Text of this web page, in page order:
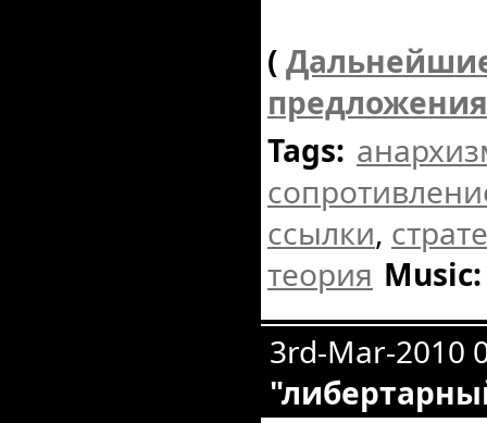
(
Tags:
ссылки,
теория Music:
3rd-Mar-2010